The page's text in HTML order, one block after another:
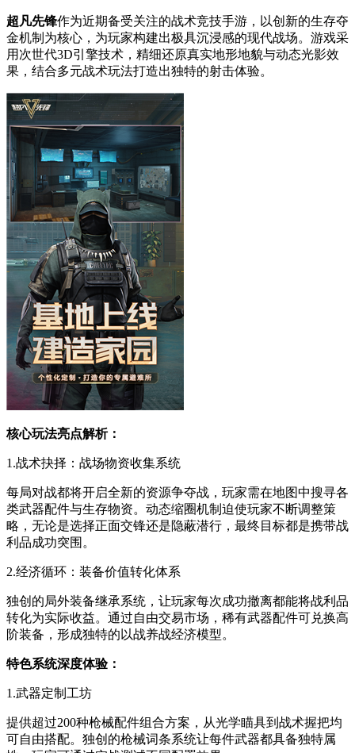
超凡先锋作为近期备受关注的战术竞技手游，以创新的生存夺
金机制为核心，为玩家构建出极具沉浸感的现代战场。游戏采
用次世代3D引擎技术，精细还原真实地形地貌与动态光影效
果，结合多元战术玩法打造出独特的射击体验。
核心玩法亮点解析：
1.战术抉择：战场物资收集系统
每局对战都将开启全新的资源争夺战，玩家需在地图中搜寻各
类武器配件与生存物资。动态缩圈机制迫使玩家不断调整策
略，无论是选择正面交锋还是隐蔽潜行，最终目标都是携带战
利品成功突围。
2.经济循环：装备价值转化体系
独创的局外装备继承系统，让玩家每次成功撤离都能将战利品
转化为实际收益。通过自由交易市场，稀有武器配件可兑换高
阶装备，形成独特的以战养战经济模型。
特色系统深度体验：
1.武器定制工坊
提供超过200种枪械配件组合方案，从光学瞄具到战术握把均
可自由搭配。独创的枪械词条系统让每件武器都具备独特属